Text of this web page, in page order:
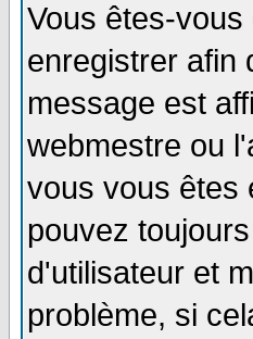
Vous êtes-
enregistrer afin
message est
webmestre ou
vous vous êtes
pouvez
d'utilisateur et
problème, si